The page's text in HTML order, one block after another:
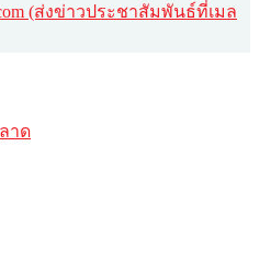
(ส่งข่าวประชาสัมพันธ์ที่เมล
าด